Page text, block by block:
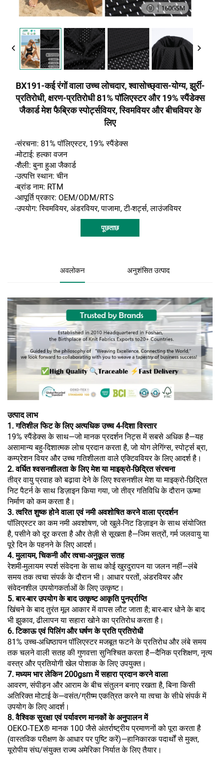
BX191-कई रंगों वाला उच्च लोचदार, श्वासोच्छ्वास-योग्य, झुर्री-
प्रतिरोधी, क्षरण-प्रतिरोधी 81% पॉलिएस्टर और 19% स्पैंडेक्स
जैकार्ड मेश फैब्रिक स्पोर्ट्सवियर, स्विमवियर और बीचवियर के
लिए
-संरचना: 81% पॉलिएस्टर, 19% स्पैंडेक्स
-मोटाई: हल्का वजन
-शैली: बुना हुआ जैकार्ड
-उत्पत्ति स्थान: चीन
-ब्रांड नाम: RTM
-आपूर्ति प्रकार: OEM/ODM/RTS
-उपयोग: स्विमवियर, अंडरवियर, पाजामा, टी-शर्ट्स, लाउंजवियर
पूछताछ
अवलोकन अनुशंसित उत्पाद
उत्पाद लाभ
1. गतिशील फिट के लिए अत्यधिक उच्च 4-दिशा विस्तार
19% स्पैंडेक्स के साथ—जो मानक प्रदर्शन निट्स में सबसे अधिक है—यह
असामान्य बहु-दिशात्मक लोच प्रदान करता है, जो योग लेगिंग्स, स्पोर्ट्स ब्रा,
कम्प्रेशन वियर और उच्च गतिशीलता वाले एक्टिववियर के लिए आदर्श है।
2. वर्धित श्वसनशीलता के लिए मेश या माइक्रो-छिद्रित संरचना
तीव्र वायु प्रवाह को बढ़ावा देने के लिए श्वसनशील मेश या माइक्रो-छिद्रित
निट पैटर्न के साथ डिज़ाइन किया गया, जो तीव्र गतिविधि के दौरान ऊष्मा
निर्माण को कम करता है।
3. त्वरित शुष्क होने वाला एवं नमी अवशोषित करने वाला प्रदर्शन
पॉलिएस्टर का कम नमी अवशोषण, जो खुले-निट डिज़ाइन के साथ संयोजित
है, पसीने को दूर करता है और तेज़ी से सूखता है—जिम सत्रों, गर्म जलवायु या
पूरे दिन के पहनने के लिए आदर्श।
4. मुलायम, चिकनी और त्वचा-अनुकूल सतह
रेशमी-मुलायम स्पर्श संवेदना के साथ कोई खुरदुरापन या जलन नहीं—लंबे
समय तक त्वचा संपर्क के दौरान भी। आधार परतों, अंडरवियर और
संवेदनशील उपयोगकर्ताओं के लिए उत्कृष्ट।
5. बार-बार उपयोग के बाद उत्कृष्ट आकृति पुनर्प्राप्ति
खिंचने के बाद तुरंत मूल आकार में वापस लौट जाता है; बार-बार धोने के बाद
भी झुकाव, ढीलापन या सहारा खोने का प्रतिरोध करता है।
6. टिकाऊ एवं पिलिंग और घर्षण के प्रति प्रतिरोधी
81% उच्च-अधिष्ठापन पॉलिएस्टर मजबूत फटने के प्रतिरोध और लंबे समय
तक चलने वाली सतह की गुणवत्ता सुनिश्चित करता है—दैनिक प्रशिक्षण, नृत्य
वस्त्र और प्रतियोगी खेल पोशाक के लिए उपयुक्त।
7. मध्यम भार लेकिन 200gsm में सहारा प्रदान करने वाला
आवरण, संपीड़न और आराम के बीच संतुलन बनाए रखता है, बिना किसी
अतिरिक्त मोटाई के—वसंत/ग्रीष्म एकत्रित करने या त्वचा के सीधे संपर्क में
उपयोग के लिए आदर्श।
8. वैश्विक सुरक्षा एवं पर्यावरण मानकों के अनुपालन में
OEKO-TEX® मानक 100 जैसे अंतर्राष्ट्रीय प्रमाणनों को पूरा करता है
(वास्तविक परीक्षण के आधार पर पुष्टि करें)—हानिकारक पदार्थों से मुक्त,
यूरोपीय संघ/संयुक्त राज्य अमेरिका निर्यात के लिए तैयार।